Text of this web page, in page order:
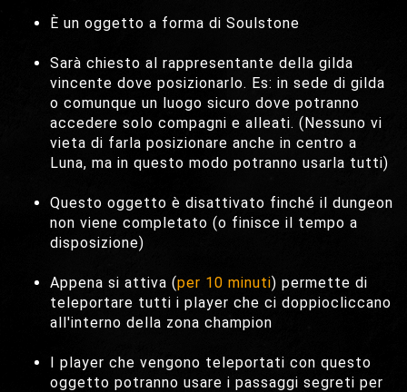
È un oggetto a forma di Soulstone
Sarà chiesto al rappresentante della gilda
vincente dove posizionarlo. Es: in sede di gilda
o comunque un luogo sicuro dove potranno
accedere solo compagni e alleati. (Nessuno vi
vieta di farla posizionare anche in centro a
Luna, ma in questo modo potranno usarla tutti)
Questo oggetto è disattivato finché il dungeon
non viene completato (o finisce il tempo a
disposizione)
Appena si attiva (per 10 minuti) permette di
teleportare tutti i player che ci doppiocliccano
all'interno della zona champion
I player che vengono teleportati con questo
oggetto potranno usare i passaggi segreti per